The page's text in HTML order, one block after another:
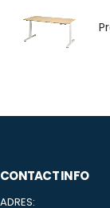
CONTACT INFO
ADRES: